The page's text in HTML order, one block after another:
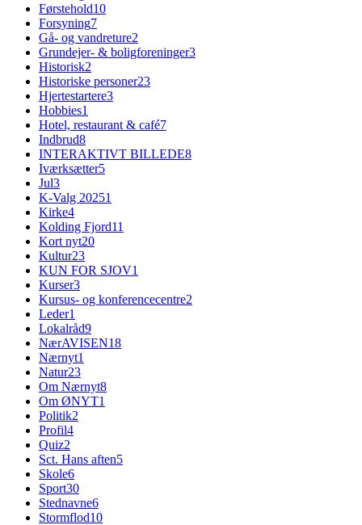
Førstehold10
Forsyning7
Gå- og vandreture2
Grundejer- & boligforeninger3
Historisk2
Historiske personer23
Hjertestartere3
Hobbies1
Hotel, restaurant & café7
Indbrud8
INTERAKTIVT BILLEDE8
Iværksætter5
Jul3
K-Valg 20251
Kirke4
Kolding Fjord11
Kort nyt20
Kultur23
KUN FOR SJOV1
Kurser3
Kursus- og konferencecentre2
Leder1
Lokalråd9
NærAVISEN18
Nærnyt1
Natur23
Om Nærnyt8
Om ØNYT1
Politik2
Profil4
Quiz2
Sct. Hans aften5
Skole6
Sport30
Stednavne6
Stormflod10